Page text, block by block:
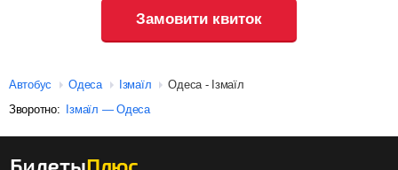
Замовити квиток
Автобус Одеса Ізмаїл
Одеса - Ізмаїл
Зворотно:
Ізмаїл — Одеса